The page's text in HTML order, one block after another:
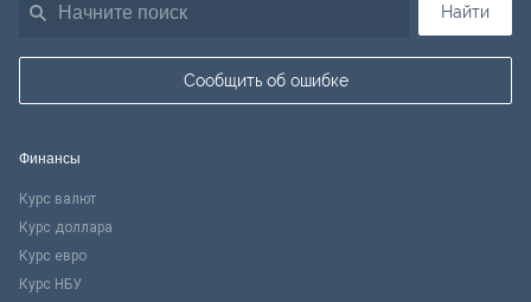
Найти
Сообщить об ошибке
Финансы
Курс валют
Курс доллара
Курс евро
Курс НБУ